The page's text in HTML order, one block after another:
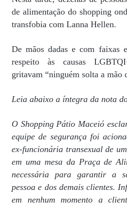
de alimentação do shopping
transfobia com Lanna Hellen.
De mãos dadas e com faixas
respeito às causas
gritavam “ninguém solta a mão
Leia abaixo a íntegra da nota
O Shopping Pátio Maceió
equipe de segurança foi
ex-funcionária transexual de
em uma mesa da Praça de
necessária para garantir a
pessoa e dos demais clientes.
em nenhum momento a